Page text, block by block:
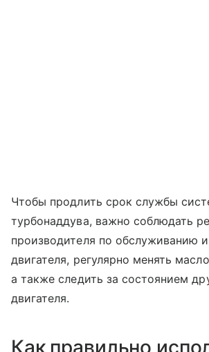
Чтобы продлить срок службы
турбонаддува, важно соблюдать
производителя по обслуживанию
двигателя, регулярно менять
а также следить за состоянием
двигателя.
Как правильно